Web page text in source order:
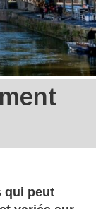
qui peut